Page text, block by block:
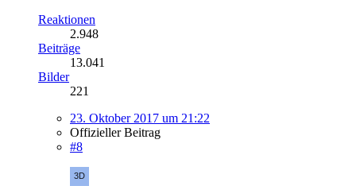
Reaktionen
2.948
Beiträge
13.041
Bilder
221
23. Oktober 2017 um 21:22
Offizieller Beitrag
#8